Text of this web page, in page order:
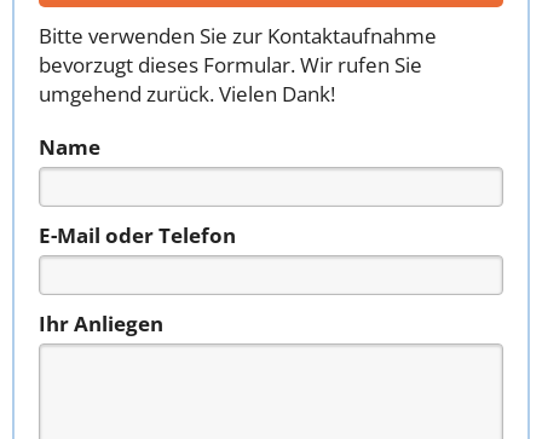
Bitte verwenden Sie zur Kontaktaufnahme
bevorzugt dieses Formular. Wir rufen Sie
umgehend zurück. Vielen Dank!
Name
E-Mail oder Telefon
Ihr Anliegen